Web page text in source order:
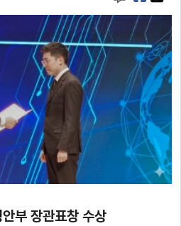
부 장관표창 수상